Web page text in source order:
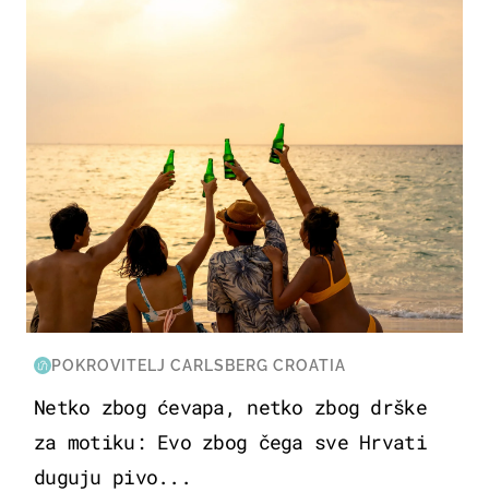
POKROVITELJ CARLSBERG CROATIA
Netko zbog ćevapa, netko zbog drške
za motiku: Evo zbog čega sve Hrvati
duguju pivo...